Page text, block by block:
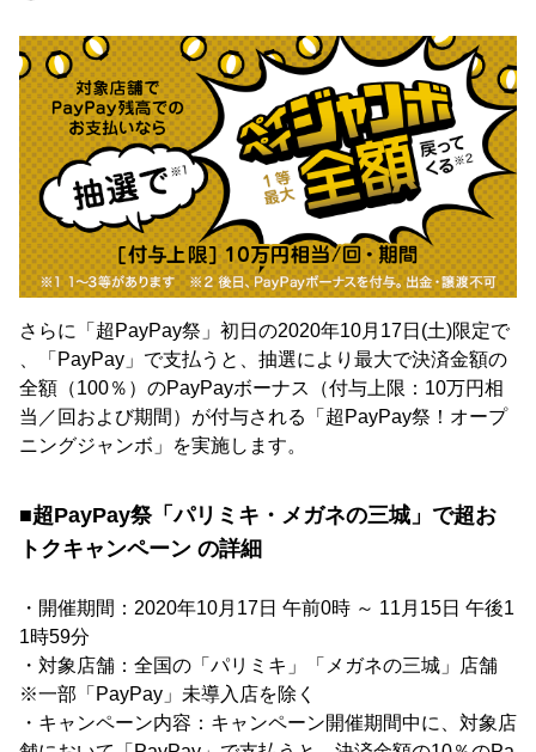
さらに「超PayPay祭」初日の2020年10月17日(土)限定で
、「PayPay」で支払うと、抽選により最大で決済金額の
全額（100％）のPayPayボーナス（付与上限：10万円相
当／回および期間）が付与される「超PayPay祭！オープ
ニングジャンボ」を実施します。
■超PayPay祭「パリミキ・メガネの三城」で超お
トクキャンペーン の詳細
・開催期間：2020年10月17日 午前0時 ～ 11月15日 午後1
1時59分
・対象店舗：全国の「パリミキ」「メガネの三城」店舗
※一部「PayPay」未導入店を除く
・キャンペーン内容：キャンペーン開催期間中に、対象店